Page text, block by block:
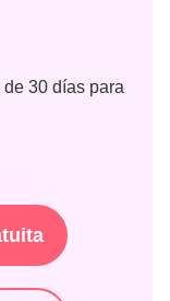
30 días para